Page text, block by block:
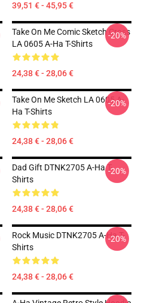
39,51 € - 45,95 €
Take On Me Comic Sketch Cross
LA 0605 A-Ha T-Shirts
24,38 € - 28,06 €
-20%
Take On Me Sketch LA 0605 A-
Ha T-Shirts
24,38 € - 28,06 €
-20%
Dad Gift DTNK2705 A-Ha T-
Shirts
24,38 € - 28,06 €
-20%
Rock Music DTNK2705 A-Ha T-
Shirts
24,38 € - 28,06 €
-20%